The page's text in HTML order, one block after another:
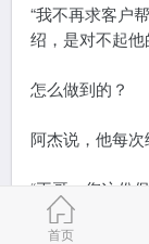
“我不再求客户
绍，是对不起他
怎么做到的？
阿杰说，他每
“王哥，您这份
如果您的朋友
他咨询费，就
首页